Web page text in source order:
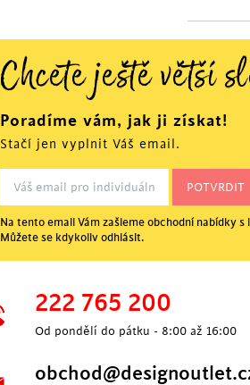
Chcete ještě větší
Poradíme vám, jak ji získat!
Stačí jen vyplnit Váš email.
Na tento email Vám zašleme obchodní nabídky
Můžete se kdykoliv odhlásit.
222 765 200
Od pondělí do pátku - 8:00 až 16:00